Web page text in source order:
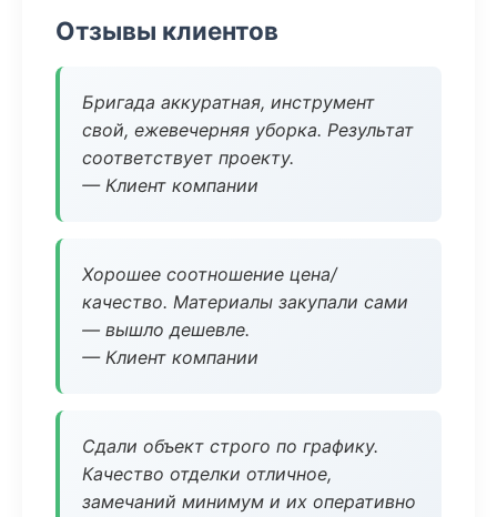
Отзывы клиентов
Бригада аккуратная, инструмент
свой, ежевечерняя уборка. Результат
соответствует проекту.
— Клиент компании
Хорошее соотношение цена/
качество. Материалы закупали сами
— вышло дешевле.
— Клиент компании
Сдали объект строго по графику.
Качество отделки отличное,
замечаний минимум и их оперативно